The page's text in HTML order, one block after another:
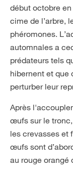
début octobre
cime de l’arbre,
phéromones.
automnales a
prédateurs tels
hibernent et que
perturber leur
Après
œufs sur le
les crevasses et
œufs sont
au rouge orangé